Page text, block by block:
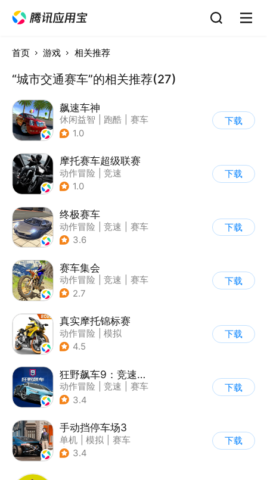
首页 游戏 相关推荐
“城市交通赛车”的相关推荐(27)
飙速车神
休闲益智 跑酷
赛车
| 漂移
1.0
下载
摩托赛车超级联赛
动作冒险
竞速
| 摩托车
1.0
下载
终极赛车
动作冒险 竞速
赛车
3.6
下载
赛车集会
动作冒险 竞速
赛车
| 写实
2.7
下载
真实摩托锦标赛
动作冒险
模拟
| 摩托车
4.5
下载
狂野飙车9：竞速传奇
动作冒险 竞速
赛车
| 狂野飙车
3.4
下载
手动挡停车场3
单机 模拟
赛车
| 开放世界
3.4
下载